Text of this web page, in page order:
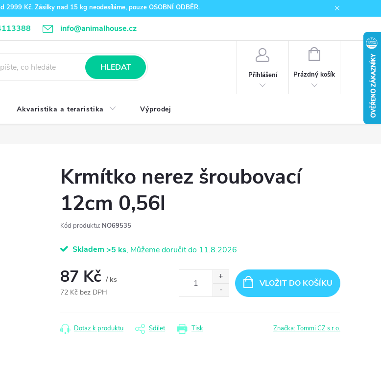
2999 Kč. Zásilky nad 15 kg neodesíláme, pouze OSOBNÍ ODBĚR.
info@animalhouse.cz
Doprava a platba Kontakty
HLEDAT
Přihlášení
NÁKUPNÍ
Prázdný košík
Akvaristika a teraristika Výprodej
Krmítko nerez šroubovací
12cm 0,56l
Kód produktu: NO69535
Skladem >5 ks 11.8.2026
87 Kč / ks
72 Kč bez DPH
cena:
VLOŽIT DO KOŠÍKU
Tisk
Dotaz k produktu Sdílet Značka:Tommi CZ s.r.o.